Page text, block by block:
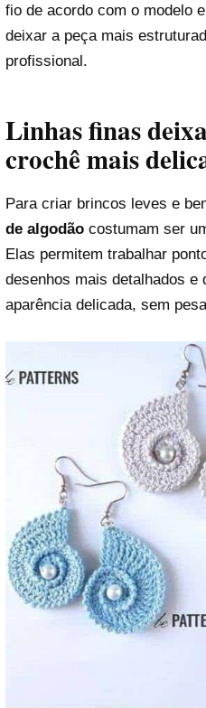
fio de acordo com o modelo
deixar a peça mais
profissional.
Linhas finas
crochê mais
Para criar brincos leves e
de algodão costumam ser
Elas permitem trabalhar
desenhos mais detalhados e
aparência delicada, sem